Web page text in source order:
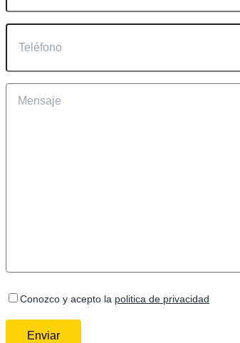
Conozco y acepto la politica de privacidad